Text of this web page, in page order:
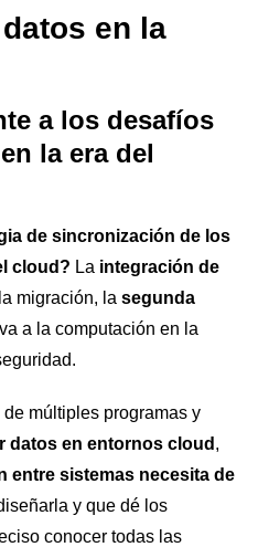
en la
a los desafíos
la era del
de sincronización de los
cloud? La integración de
migración, la segunda
a la computación en la
múltiples programas y
datos en entornos cloud ,
entre sistemas necesita de
y que dé los
conocer todas las